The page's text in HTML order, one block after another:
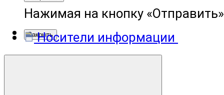
Нажимая на кнопку
Закрыть
Носители информации